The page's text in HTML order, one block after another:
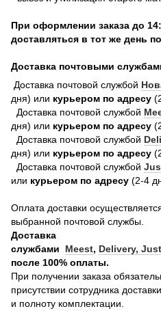
При оформлении заказа до
доставляться в тот же день
Доставка почтовыми
Доставка почтовой службой
дня) или курьером по адресу
Доставка почтовой службой
дня) или курьером по адресу
Доставка почтовой службой
дня) или курьером по адресу
Доставка почтовой службой
или курьером по адресу (2-4
Оплата доставки
выбранной почтовой службы.
Доставка
службами
Meest, Delivery,
после 100% оплаты.
При получении заказа
присутствии сотрудника
и полноту комплектации.